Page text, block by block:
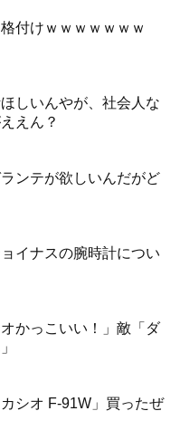
付けｗｗｗｗｗｗｗ
しいんやが、社会人な
えん？
ンテが欲しいんだがど
ョイナスの腕時計につい
かっこいい！」敵「ダ
シオ F-91W」買ったぜ